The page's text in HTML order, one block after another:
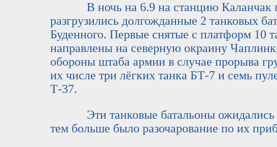
В ночь на 6.9 на станцию Каланчак
разгрузились долгожданные 2 танковых
Буденного. Первые снятые с платформ 10
направлены на северную окраину
обороны штаба армии в случае прорыва
их числе три лёгких танка БТ-7 и семь
Т-37.
Эти танковые батальоны ожидались
тем больше было разочарование по их